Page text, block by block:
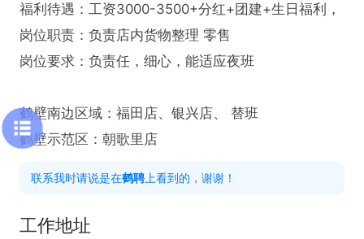
福利待遇：工资3000-3500+分红+团建+生日福利，
岗位职责：负责店内货物整理 零售
岗位要求：负责任，细心，能适应夜班
鹤壁南边区域：福田店、银兴店、 替班
鹤壁示范区：朝歌里店
联系我时请说是在鹤聘 上看到的，谢谢！
工作地址